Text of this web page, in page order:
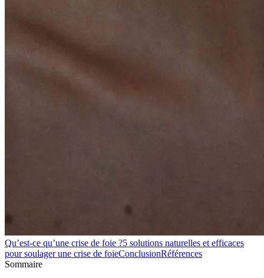
Qu’est-ce qu’une crise de foie ?5 solutions naturelles et efficaces
pour soulager une crise de foieConclusionRéférences
Sommaire